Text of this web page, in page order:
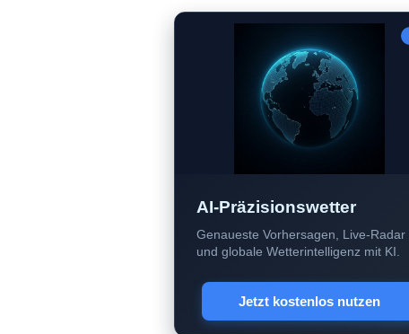
AI-Präzisionswetter
Genaueste Vorhersagen, Live-Radar
und globale Wetterintelligenz mit KI.
Jetzt kostenlos nutzen